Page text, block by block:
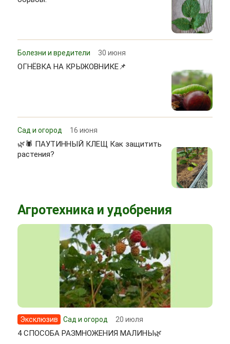
Болезни и вредители 30 июня
ОГНЁВКА НА КРЫЖОВНИКЕ📌
Сад и огород 16 июня
🌿🕷 ПАУТИННЫЙ КЛЕЩ Как защитить
растения?
Агротехника и удобрения
Эксклюзив Сад и огород 20 июля
4 СПОСОБА РАЗМНОЖЕНИЯ МАЛИНЫ🌿